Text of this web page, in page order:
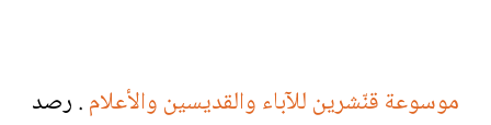
موسوعة قنّشرين للآباء والقديسين والأعلام. رصد